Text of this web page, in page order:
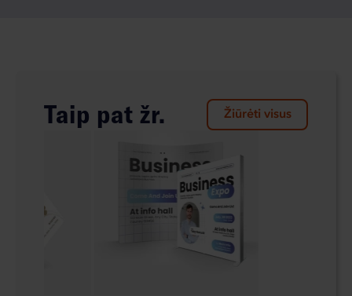
Taip pat žr. Žiūrėti visus